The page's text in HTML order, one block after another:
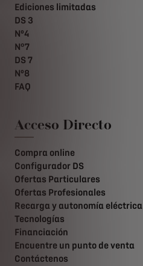
Ediciones limitadas
DS 3
Nº4
N°7
DS 7
Nº8
FAQ
Acceso Directo
Compra online
Configurador DS
Ofertas Particulares
Ofertas Profesionales
Recarga y autonomía eléctrica
Tecnologías
Financiación
Encuentre un punto de venta
Contáctenos